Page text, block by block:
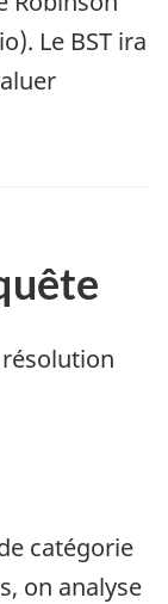
Le BST ira
catégorie
on analyse